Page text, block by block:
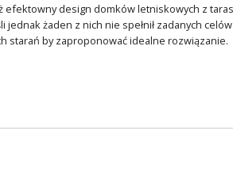
efektowny design domków letniskowych z
żaden z nich nie spełnił zadanych
starań by zaproponować idealne rozwiązanie.